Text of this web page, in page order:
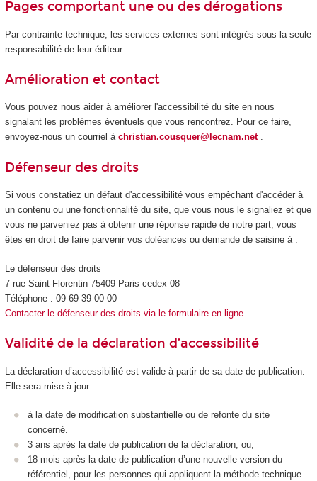
Pages comportant une ou des dérogations
Par contrainte technique, les services externes sont intégrés sous la seule
responsabilité de leur éditeur.
Amélioration et contact
Vous pouvez nous aider à améliorer l'accessibilité du site en nous
signalant les problèmes éventuels que vous rencontrez. Pour ce faire,
envoyez-nous un courriel à christian.cousquer@lecnam.net .
Défenseur des droits
Si vous constatiez un défaut d'accessibilité vous empêchant d'accéder à
un contenu ou une fonctionnalité du site, que vous nous le signaliez et que
vous ne parveniez pas à obtenir une réponse rapide de notre part, vous
êtes en droit de faire parvenir vos doléances ou demande de saisine à :
Le défenseur des droits
7 rue Saint-Florentin 75409 Paris cedex 08
Téléphone : 09 69 39 00 00
Contacter le défenseur des droits via le formulaire en ligne
Validité de la déclaration d’accessibilité
La déclaration d’accessibilité est valide à partir de sa date de publication.
Elle sera mise à jour :
à la date de modification substantielle ou de refonte du site
concerné.
3 ans après la date de publication de la déclaration, ou,
18 mois après la date de publication d’une nouvelle version du
référentiel, pour les personnes qui appliquent la méthode technique.